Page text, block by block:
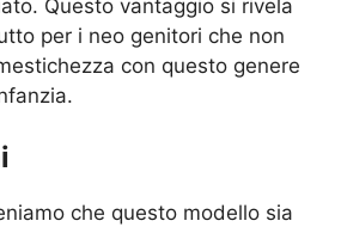
Questo vantaggio si rivela
per i neo genitori che non
con questo genere
che questo modello sia